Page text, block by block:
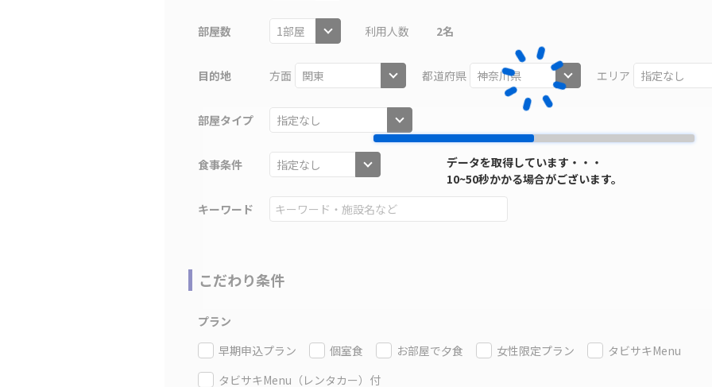
データを取得しています・・・
10~50秒かかる場合がございます。
部屋数 利用人数 2名
目的地 方面 都道府県 エリア
部屋タイプ
食事条件
キーワード
こだわり条件
プラン
早期申込プラン
個室食 お部屋で夕食 女性限定プラン
タビサキMenu
タビサキMenu（レンタカー）付